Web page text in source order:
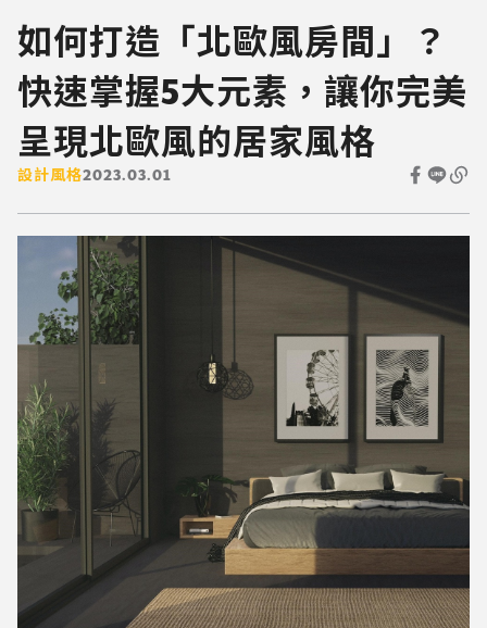
如何打造「北歐風房間」？
快速掌握5大元素，讓你完美
呈現北歐風的居家風格
設計風格2023.03.01